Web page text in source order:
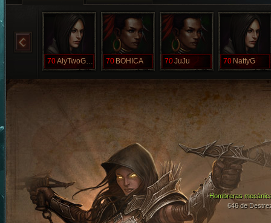
70 AlyTwoGuns 70 BOHICA 70JuJu 70 NattyG
Hombreras
646 de